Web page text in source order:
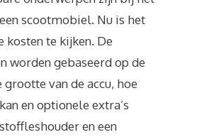
scootmobiel. Nu is het
kosten te kijken. De
worden gebaseerd op de
grootte van de accu, hoe
en optionele extra’s
en een